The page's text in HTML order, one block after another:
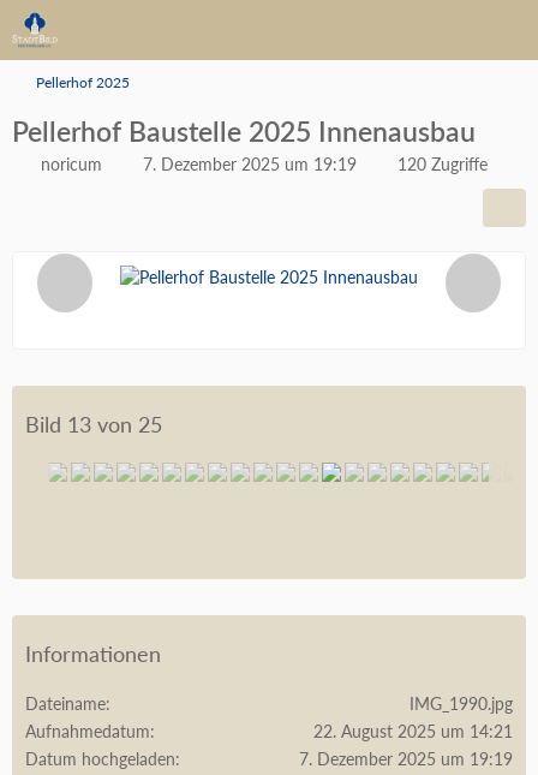
Pellerhof 2025
Pellerhof Baustelle 2025 Innenausbau
noricum 7. Dezember 2025 um 19:19 120 Zugriffe
Bild 13 von 25
Informationen
Dateiname
IMG_1990.jpg
Aufnahmedatum
22. August 2025 um 14:21
Datum hochgeladen
7. Dezember 2025 um 19:19